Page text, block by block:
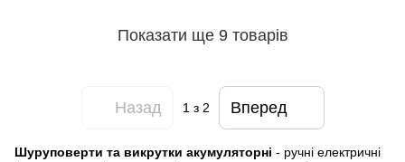
Показати ще 9 товарів
Назад 1з 2 Вперед
Шуруповерти та викрутки акумуляторні - ручні електричні